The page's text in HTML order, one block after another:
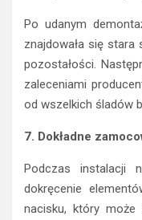
Po udanym
znajdowała się stara
pozostałości.
zaleceniami
od wszelkich śladów
7. Dokładne
Podczas instalacji
dokręcenie
nacisku, który może